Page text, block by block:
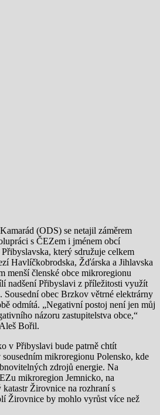
(ODS) se netajil záměrem
s ČEZem i jménem obcí
který sdružuje celkem
Havlíčkobrodska, Žďárska a Jihlavska
menší členské obce mikroregionu
nadšení Přibyslavi z příležitosti využít
Sousední obec Brzkov větrné elektrárny
odmítá. „Negativní postoj není jen můj
názoru zastupitelstva obce,“
Bořil.
v Přibyslavi bude patrně chtít
mikroregionu Polensko, kde
zdrojů energie. Na
mikroregion Jemnicko, na
Žirovnice na rozhraní s
Žirovnice by mohlo vyrůst více než